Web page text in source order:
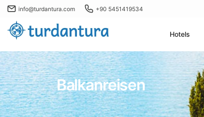
info@turdantura.com +90 5451419534
Hotels
Balkanreisen